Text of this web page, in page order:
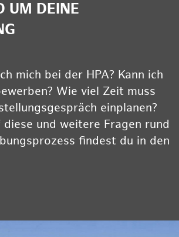
UM DEINE
mich bei der HPA? Kann ich
Wie viel Zeit muss
einplanen?
und weitere Fragen rund
findest du in den